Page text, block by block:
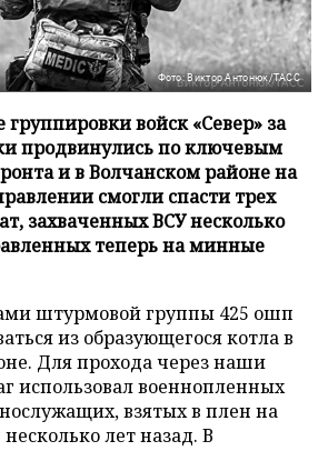
Фото: Виктор Антонюк/ТАСС
войск «Север» за
продвинулись по ключевым
и в Волчанском районе на
смогли спасти трех
захваченных ВСУ несколько
теперь на минные
штурмовой группы 425 ошп
из образующегося котла в
Для прохода через наши
использовал военнопленных
взятых в плен на
лет назад. В